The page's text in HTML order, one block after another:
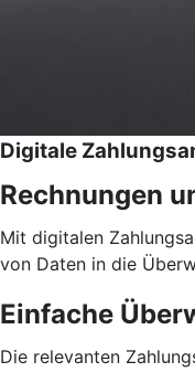
Digitale
Rechnungen
Mit digitalen
von Daten in die
Einfache
Die relevanten